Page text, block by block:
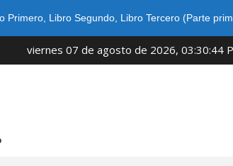
Primero, Libro Segundo, Libro Tercero (Parte
viernes 07 de agosto de 2026, 03:30:44